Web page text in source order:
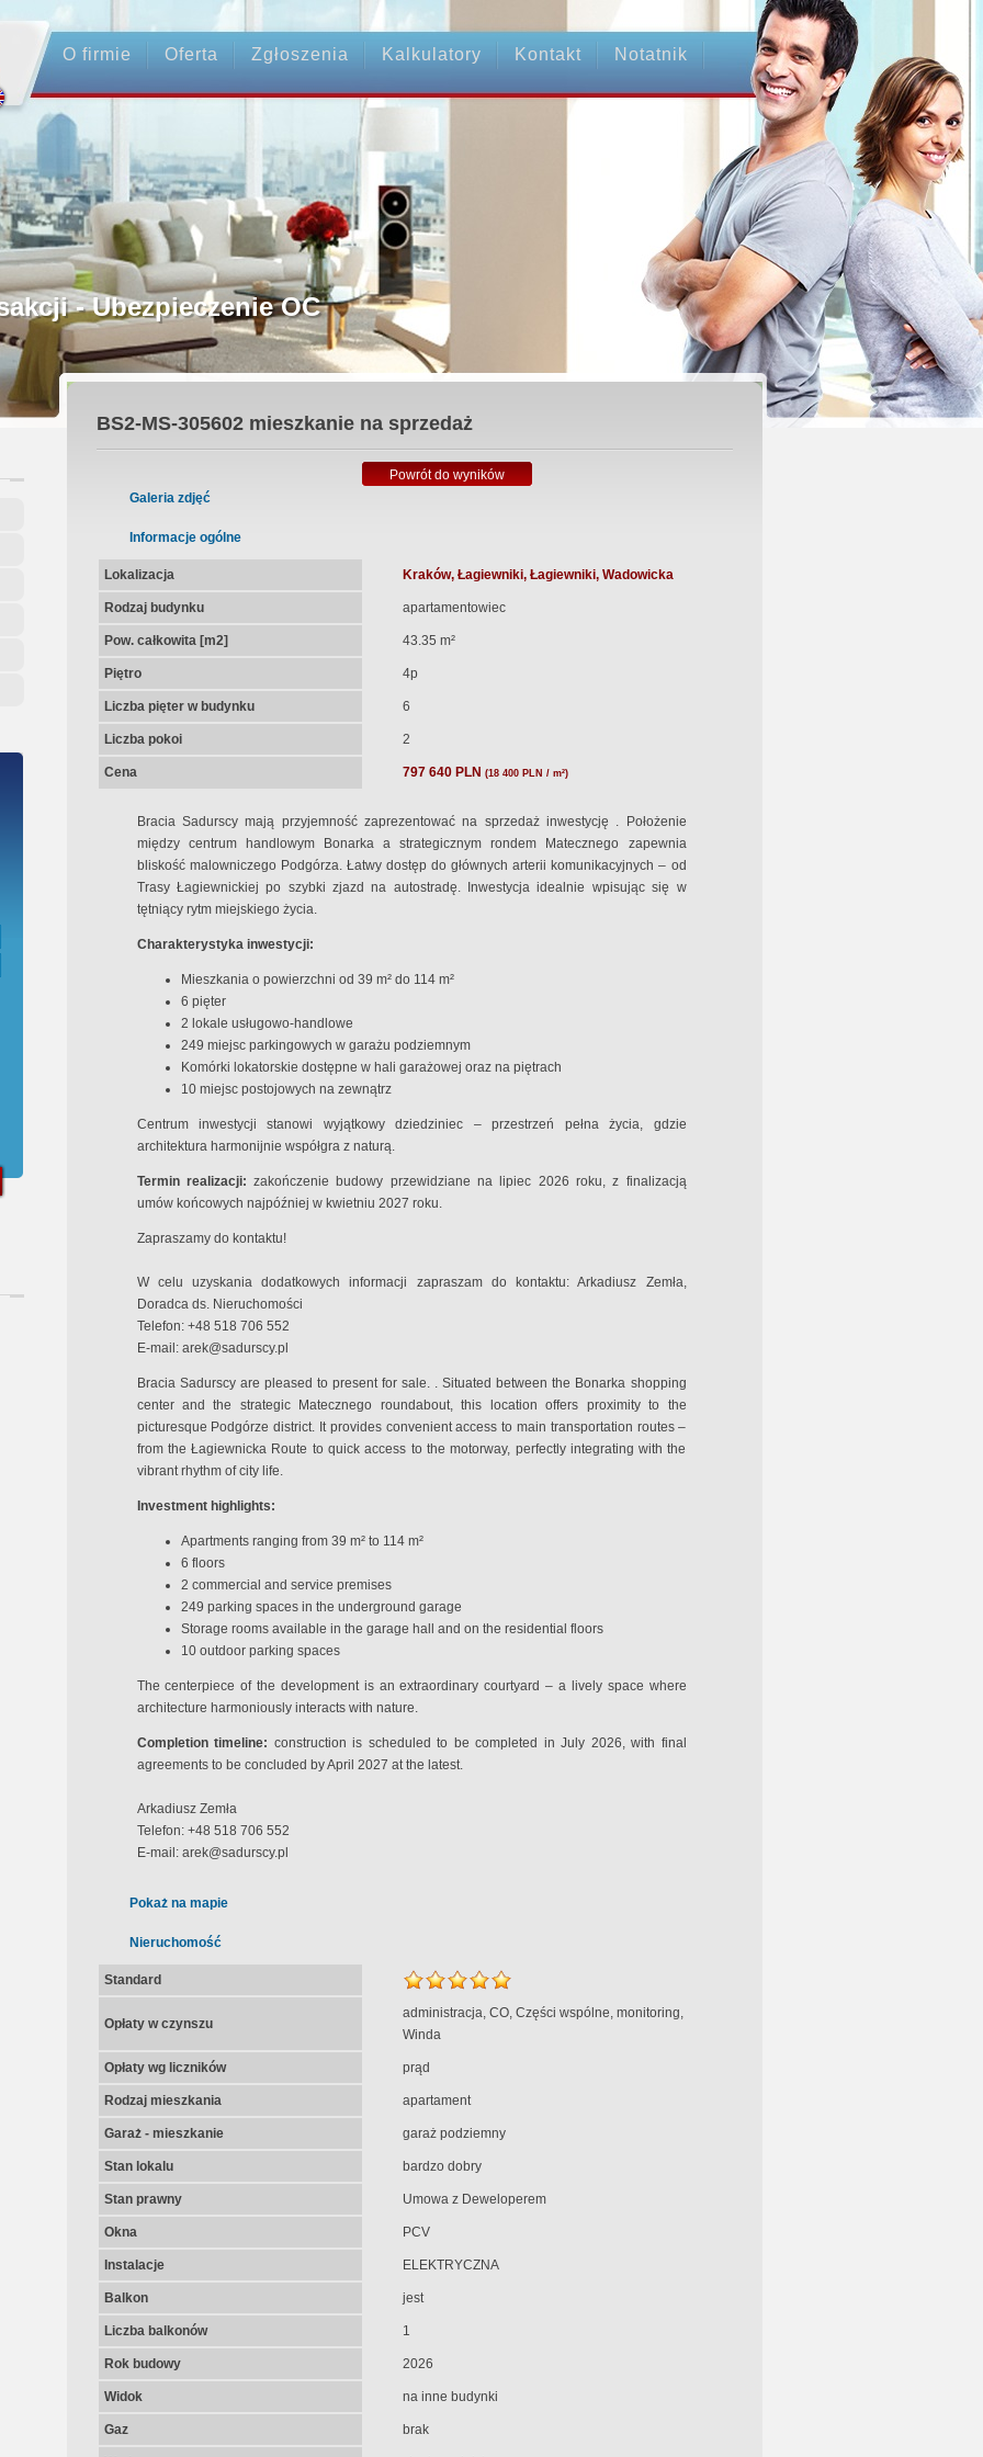
O firmie Oferta Zgłoszenia Kalkulatory Kontakt Notatnik
- Ubezpieczenie OC
Umowa Notarialna
BS2-MS-305602mieszkanie na sprzedaż
Powrót do wyników
Galeria zdjęć
Informacje ogólne
Lokalizacja Kraków, Łagiewniki, Łagiewniki, Wadowicka
Rodzaj budynku apartamentowiec
Pow. całkowita [m2] 43.35 m²
Piętro 4p
Liczba pięter w budynku 6
Liczba pokoi 2
Cena 797 640 PLN (18 400 PLN / m²)
Bracia Sadurscy mają przyjemność zaprezentować na sprzedaż inwestycję . Położenie
między centrum handlowym Bonarka a strategicznym rondem Matecznego zapewnia
bliskość malowniczego Podgórza. Łatwy dostęp do głównych arterii komunikacyjnych – od
Trasy Łagiewnickiej po szybki zjazd na autostradę. Inwestycja idealnie wpisując się w
tętniący rytm miejskiego życia.
Charakterystyka inwestycji:
Mieszkania o powierzchni od 39 m² do 114 m²
6 pięter
2 lokale usługowo-handlowe
249 miejsc parkingowych w garażu podziemnym
Komórki lokatorskie dostępne w hali garażowej oraz na piętrach
10 miejsc postojowych na zewnątrz
Centrum inwestycji stanowi wyjątkowy dziedziniec – przestrzeń pełna życia, gdzie
architektura harmonijnie współgra z naturą.
Termin realizacji: zakończenie budowy przewidziane na lipiec 2026 roku, z finalizacją
umów końcowych najpóźniej w kwietniu 2027 roku.
Zapraszamy do kontaktu!
W celu uzyskania dodatkowych informacji zapraszam do kontaktu: Arkadiusz Zemła,
Doradca ds. Nieruchomości
Telefon: +48 518 706 552
E-mail: arek@sadurscy.pl
Bracia Sadurscy are pleased to present for sale. . Situated between the Bonarka shopping
center and the strategic Matecznego roundabout, this location offers proximity to the
picturesque Podgórze district. It provides convenient access to main transportation routes –
from the Łagiewnicka Route to quick access to the motorway, perfectly integrating with the
vibrant rhythm of city life.
Investment highlights:
Apartments ranging from 39 m² to 114 m²
6 floors
2 commercial and service premises
249 parking spaces in the underground garage
Storage rooms available in the garage hall and on the residential floors
10 outdoor parking spaces
The centerpiece of the development is an extraordinary courtyard – a lively space where
architecture harmoniously interacts with nature.
Completion timeline: construction is scheduled to be completed in July 2026, with final
agreements to be concluded by April 2027 at the latest.
Arkadiusz Zemła
Telefon: +48 518 706 552
E-mail: arek@sadurscy.pl
Pokaż na mapie
Nieruchomość
Standard
Opłaty w czynszu
administracja, CO, Części wspólne, monitoring,
Winda
Opłaty wg liczników prąd
Rodzaj mieszkania apartament
Garaż - mieszkanie garaż podziemny
Stan lokalu bardzo dobry
Stan prawny Umowa z Deweloperem
Okna PCV
Instalacje ELEKTRYCZNA
Balkon jest
Liczba balkonów 1
Rok budowy 2026
Widok na inne budynki
Gaz brak